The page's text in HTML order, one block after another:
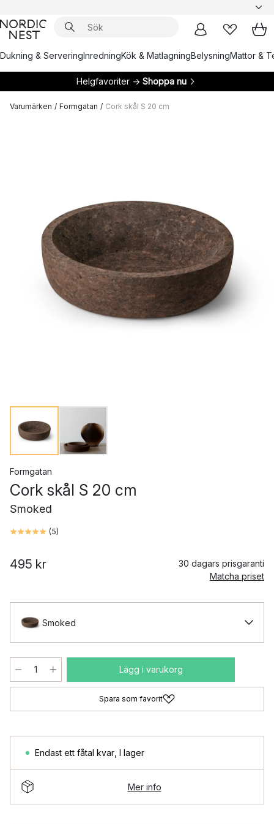
Dukning & ServeringInredningKök & MatlagningBelysningMattor &
Helgfavoriter → Shoppa nu
Varumärken / Formgatan / Cork skål S 20 cm
Formgatan
Cork skål S 20 cm
Smoked
(5)
495 kr
30 dagars prisgaranti
Matcha priset
Smoked
Lägg i varukorg
Spara som favorit
Endast ett fåtal kvar I lager
Mer info